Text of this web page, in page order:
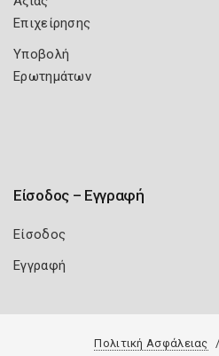
Επιχείρησης
Υποβολή
Ερωτημάτων
Είσοδος – Εγγραφή
Είσοδος
Εγγραφή
Πολιτική Ασφάλειας